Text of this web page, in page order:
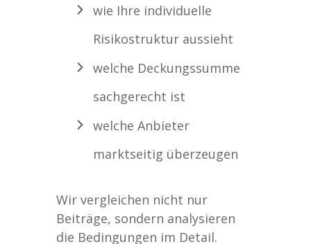
wie Ihre individuelle
Risikostruktur aussieht
welche Deckungssumme
sachgerecht ist
welche Anbieter
marktseitig überzeugen
Wir vergleichen nicht nur
Beiträge, sondern analysieren
die Bedingungen im Detail.